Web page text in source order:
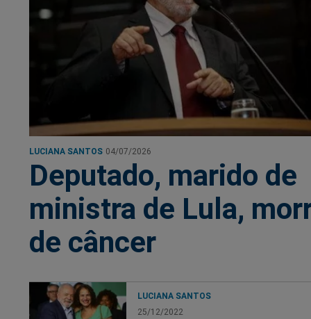
LUCIANA SANTOS 04/07/2026
Deputado, marido de
ministra de Lula,
de câncer
LUCIANA SANTOS
25/12/2022